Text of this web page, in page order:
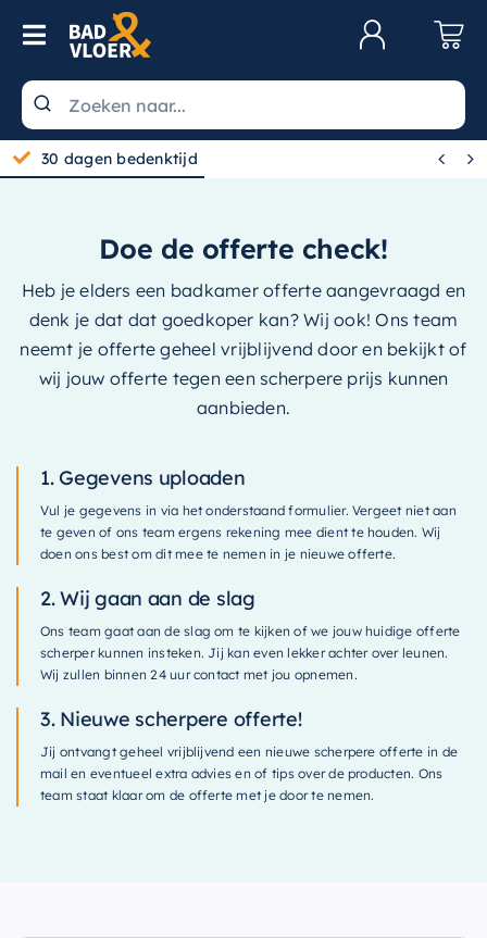
Skip to content
Toggle Navigation
Wastafels
Toiletten
Douche
Badkamermeubels
Accessoires
Installatiemateriaal
PVC
Tegels
30 dagen bedenktijd  
Doe de offerte check!
Heb je elders een badkamer offerte aangevraagd en
denk je dat dat goedkoper kan? Wij ook! Ons team
neemt je offerte geheel vrijblijvend door en bekijkt of
wij jouw offerte tegen een scherpere prijs kunnen
aanbieden.
1. Gegevens uploaden
Vul je gegevens in via het onderstaand formulier. Vergeet niet aan
te geven of ons team ergens rekening mee dient te houden. Wij
doen ons best om dit mee te nemen in je nieuwe offerte.
2. Wij gaan aan de slag
Ons team gaat aan de slag om te kijken of we jouw huidige offerte
scherper kunnen insteken. Jij kan even lekker achter over leunen.
Wij zullen binnen 24 uur contact met jou opnemen.
3. Nieuwe scherpere offerte!
Jij ontvangt geheel vrijblijvend een nieuwe scherpere offerte in de
mail en eventueel extra advies en of tips over de producten. Ons
team staat klaar om de offerte met je door te nemen.